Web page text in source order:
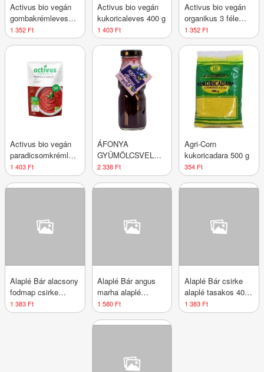
Activus bio vegán
gombakrémleves
400 g
1 352 Ft
Activus bio vegán
kukoricaleves 400 g
1 403 Ft
Activus bio vegán
organikus 3 féle
lencseleves 400 g
1 352 Ft
Activus bio vegán
paradicsomkrémleves
400 g
1 403 Ft
ÁFONYA
GYÜMÖLCSVELŐ
200ML DRS
2 338 Ft
Agri-Corn
kukoricadara 500 g
354 Ft
Alaplé Bár alacsony
fodmap csirke
alaplé tas.400ml
1 383 Ft
Alaplé Bár angus
marha alaplé
tasakos 400 ml
1 580 Ft
Alaplé Bár csirke
alaplé tasakos 400
ml
1 383 Ft